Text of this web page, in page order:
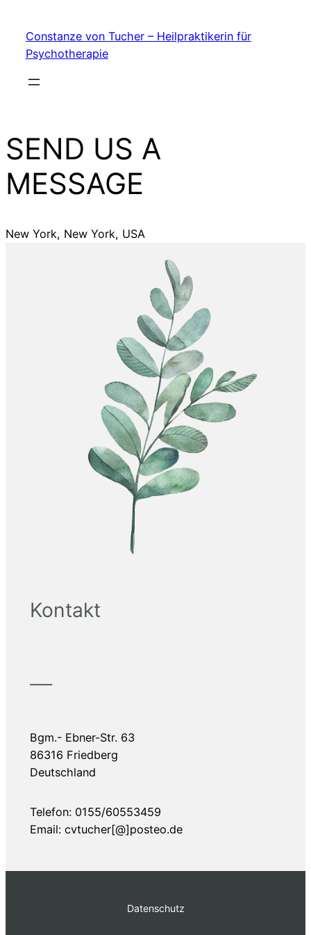
content
Constanze von Tucher – Heilpraktikerin für
Psychotherapie
SEND US A
MESSAGE
New York, New York, USA
Kontakt
——
Bgm.- Ebner-Str. 63
86316 Friedberg
Deutschland
Telefon: 0155/60553459
Email: cvtucher[@]posteo.de
Datenschutz